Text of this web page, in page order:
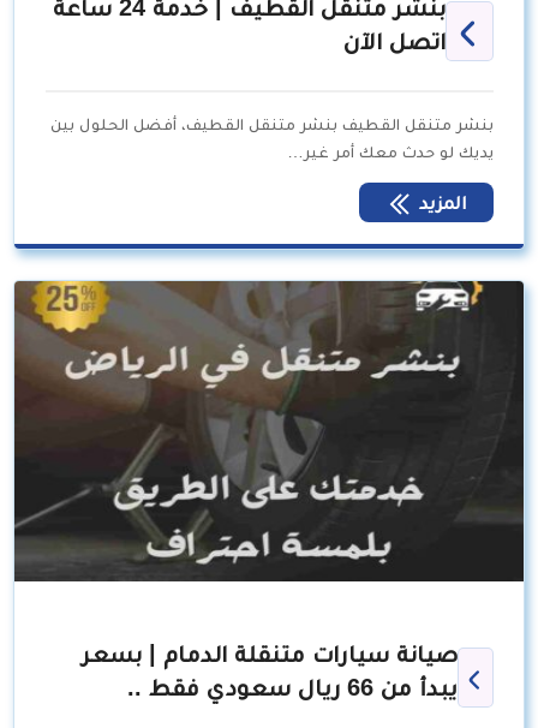
بنشر متنقل القطيف | خدمة 24 ساعة
اتصل الآن
بنشر متنقل القطيف بنشر متنقل القطيف، أفضل الحلول بين
يديك لو حدث معك أمر غير…
المزيد
صيانة سيارات متنقلة الدمام | بسعر
يبدأ من 66 ريال سعودي فقط ..